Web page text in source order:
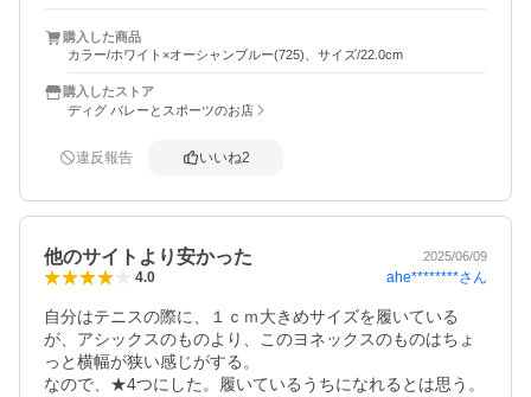
であることで、締めれるということもありますが、ホール
購入した商品
カラー/ホワイト×オーシャンブルー(725)、サイズ/22.0cm
購入したストア
ディグ バレーとスポーツのお店
違反報告 いいね2
他のサイトより安かった 2025/06/09
4.0 ahe********さん
自分はテニスの際に、１ｃｍ大きめサイズを履いている
が、アシックスのものより、このヨネックスのものはちょ
っと横幅が狭い感じがする。
なので、★4つにした。履いているうちになれるとは思う。